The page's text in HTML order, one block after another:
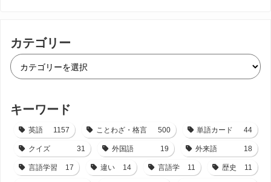
カテゴリー
キーワード
英語 1157 ことわざ・格言 500 単語カード 44
クイズ 31 外国語 19 外来語 18
言語学習 17 違い 14 言語学 11 歴史 11